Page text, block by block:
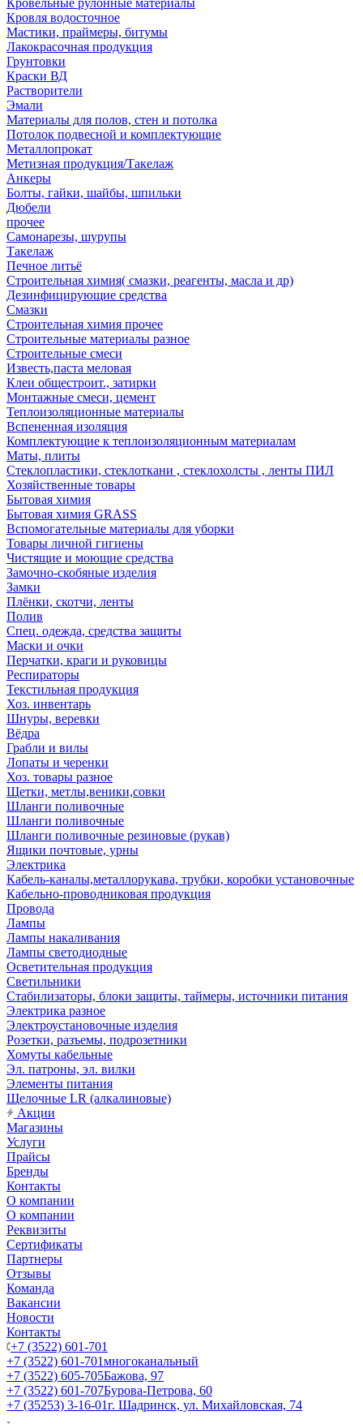
Кровельные рулонные материалы
Кровля водосточное
Мастики, праймеры, битумы
Лакокрасочная продукция
Грунтовки
Краски ВД
Растворители
Эмали
Материалы для полов, стен и потолка
Потолок подвесной и комплектующие
Металлопрокат
Метизная продукция/Такелаж
Анкеры
Болты, гайки, шайбы, шпильки
Дюбели
прочее
Самонарезы, шурупы
Такелаж
Печное литьё
Строительная химия( смазки, реагенты, масла и др)
Дезинфицирующие средства
Смазки
Строительная химия прочее
Строительные материалы разное
Строительные смеси
Известь,паста меловая
Клеи общестроит., затирки
Монтажные смеси, цемент
Теплоизоляционные материалы
Вспененная изоляция
Комплектующие к теплоизоляционным материалам
Маты, плиты
Стеклопластики, стеклоткани , стеклохолсты , ленты ПИЛ
Хозяйственные товары
Бытовая химия
Бытовая химия GRASS
Вспомогательные материалы для уборки
Товары личной гигиены
Чистящие и моющие средства
Замочно-скобяные изделия
Замки
Плёнки, скотчи, ленты
Полив
Спец. одежда, средства защиты
Маски и очки
Перчатки, краги и руковицы
Респираторы
Текстильная продукция
Хоз. инвентарь
Шнуры, веревки
Вёдра
Грабли и вилы
Лопаты и черенки
Хоз. товары разное
Щетки, метлы,веники,совки
Шланги поливочные
Шланги поливочные
Шланги поливочные резиновые (рукав)
Ящики почтовые, урны
Электрика
Кабель-каналы,металлорукава, трубки, коробки установочные
Кабельно-проводниковая продукция
Провода
Лампы
Лампы накаливания
Лампы светодиодные
Осветительная продукция
Светильники
Стабилизаторы, блоки защиты, таймеры, источники питания
Электрика разное
Электроустановочные изделия
Розетки, разъемы, подрозетники
Хомуты кабельные
Эл. патроны, эл. вилки
Элементы питания
Щелочные LR (алкалиновые)
Акции
Магазины
Услуги
Прайсы
Бренды
Контакты
О компании
О компании
Реквизиты
Сертификаты
Партнеры
Отзывы
Команда
Вакансии
Новости
Контакты
+7 (3522) 601-701
+7 (3522) 601-701многоканальный
+7 (3522) 605-705Бажова, 97
+7 (3522) 601-707Бурова-Петрова, 60
+7 (35253) 3-16-01г. Шадринск, ул. Михайловская, 74